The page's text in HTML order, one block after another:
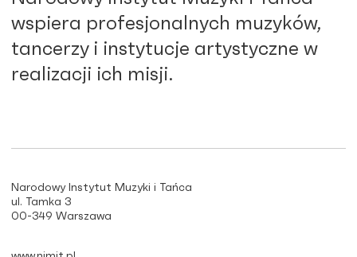
wspiera profesjonalnych muzyków,
tancerzy i instytucje artystyczne w
realizacji ich misji.
Narodowy Instytut Muzyki i Tańca
ul. Tamka 3
00-349 Warszawa